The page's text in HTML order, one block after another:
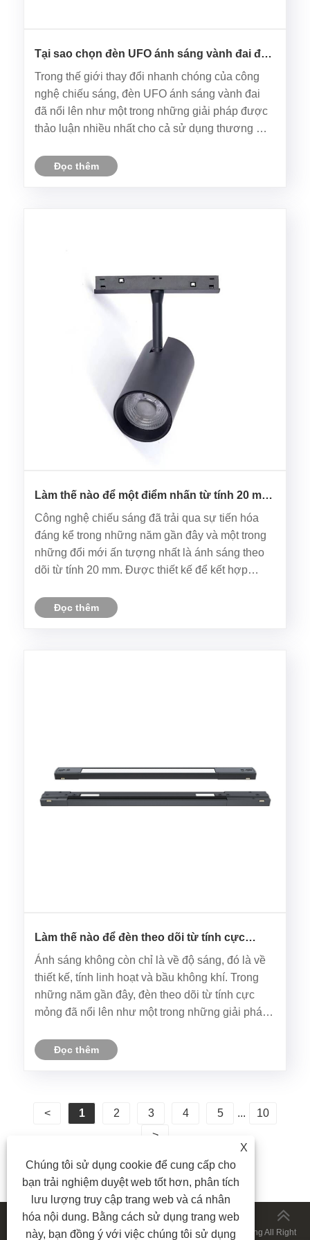
Tại sao chọn đèn UFO ánh sáng vành đai để
Trong thế giới thay đổi nhanh chóng của công
nghệ chiếu sáng, đèn UFO ánh sáng vành đai
đã nổi lên như một trong những giải pháp được
thảo luận nhiều nhất cho cả sử dụng thương mại
đèn LED tiêu chuẩn hoặc đèn halogen truyền
thống, nhưng ít ai hiểu điều gì đ......
Đọc thêm
Làm thế nào để một điểm nhấn từ tính 20 mm
Công nghệ chiếu sáng đã trải qua sự tiến hóa
đáng kể trong những năm gần đây và một trong
những đổi mới ấn tượng nhất là ánh sáng theo
dõi từ tính 20 mm. Được thiết kế để kết hợp
này đã nhanh chóng trở thành lựa chọn hàng
đầu cho các kiến ​​trúc sư, ......
Đọc thêm
Làm thế nào để đèn theo dõi từ tính cực
mỏng biến đổi thiết kế ánh sáng hiện đại?
Ánh sáng không còn chỉ là về độ sáng, đó là về
thiết kế, tính linh hoạt và bầu không khí. Trong
những năm gần đây, đèn theo dõi từ tính cực
mỏng đã nổi lên như một trong những giải pháp
thương mại và khách sạn. Kết hợp thẩm mỹ hiện
đại với chức năng nâng cao,......
Đọc thêm
< 1 2 3 4 5 ...
10
>
Bản quyền © 2024 Công ty TNHH Công nghệ chiếu sáng JiuRong All Right
X
Chúng tôi sử dụng cookie để cung cấp cho
bạn trải nghiệm duyệt web tốt hơn, phân tích
lưu lượng truy cập trang web và cá nhân
hóa nội dung. Bằng cách sử dụng trang web
này, bạn đồng ý với việc chúng tôi sử dụng